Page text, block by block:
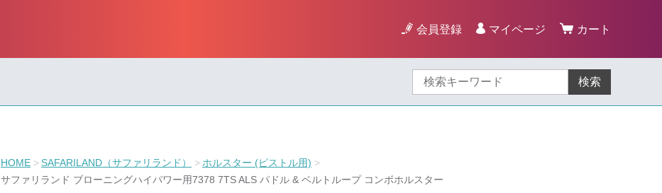
会員登録 マイページ カート
検索
HOME SAFARILAND（サファリランド）
ホルスター (ピストル用)
サファリランド ブローニングハイパワー用7378 7TS ALS パドル & ベルトループ コンボホルスター